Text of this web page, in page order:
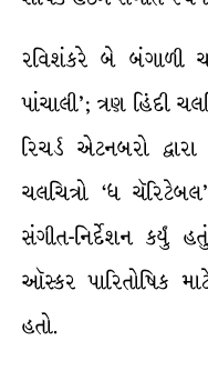
રવિશંકરે બે બંગાળી
પાંચાલી’; ત્રણ હિંદી
રિચર્ડ એટનબરો
ચલચિત્રો ‘ધ
સંગીત-નિર્દેશન કર્યું
ઑસ્કર પારિતોષિક
હતો.